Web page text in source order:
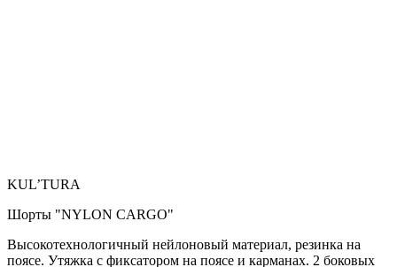
KUL’TURA
Шорты "NYLON CARGO"
Высокотехнологичный нейлоновый материал, резинка на
поясе. Утяжка с фиксатором на поясе и карманах. 2 боковых